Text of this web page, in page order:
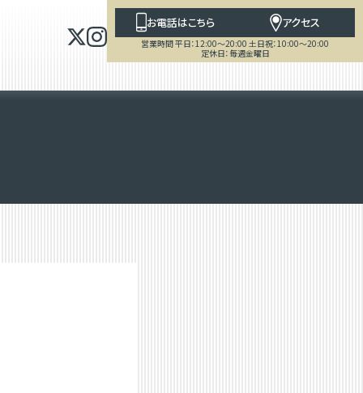
お電話はこちら アクセス
営業時間 平日：12:00～20:00 土日祝：10:00～20:00
定休日：毎週金曜日